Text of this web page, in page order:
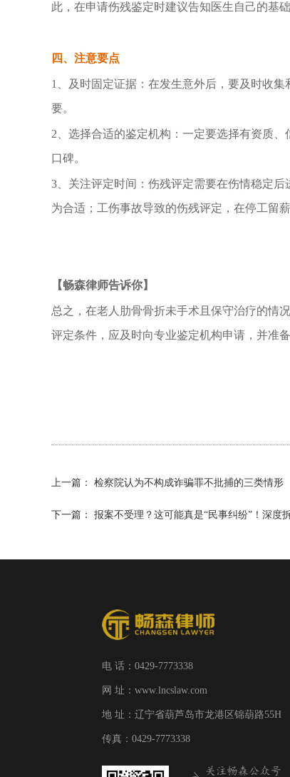
此，在申请伤残鉴定时建议告知医生自己的基
四、注意要点
1
、及时固定证据：在发生意外后，要及时收
要。
2 、选择合适的鉴定机构：一定要选择有资质
口碑。
3 、关注评定时间：伤残评定需要在伤情稳定
为合适；工伤事故导致的伤残评定，在停工留
【畅森律师告诉你】
总之，在老人肋骨骨折未手术且保守治疗的情
评定条件，应及时向专业鉴定机构申请，并准
上一篇： 检察院认为不构成诈骗罪不批捕的三类情形
下一篇： 报案不受理？这可能真是“民事纠纷”！深度
电 话：0429-7773338
网 址：www.lncslaw.com
地 址：辽宁省葫芦岛市龙港区锦葫路55H
传真：0429-7773338